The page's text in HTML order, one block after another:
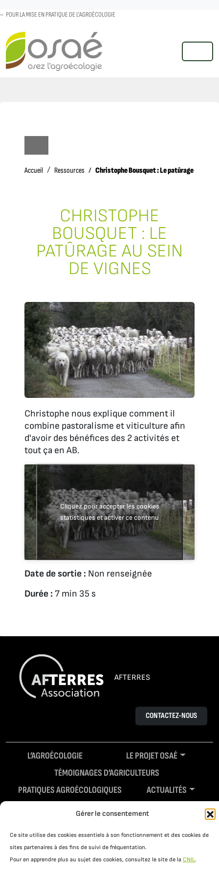
Gérer le consentement
Ce site utilise des cookies essentiels à son fonctionnement et des cookies de
sites partenaires à des fins de suivi de fréquentation.
Pour en apprendre plus au sujet des cookies, consultez le site de la CNIL.
POUR LA MISE EN PRATIQUE DE L'AGROÉCOLOGIE
MENU
Accueil AccueilRessources Christophe Bousquet : Le patûrage au sein
CHRISTOPHE
BOUSQUET : LE
PATÛRAGE AU SEIN
DE VIGNES
Christophe nous explique comment il
combine pastoralisme et viticulture afin
d'avoir des bénéfices des 2 activités et
tout ça en AB.
Cliquez pour accepter les cookies
statistiques et activer ce contenu
Date de sortie : Non renseignée
Durée : 7 min 35 s
AFTERRES
CONTACTEZ-NOUS
L’AGROÉCOLOGIE
LE PROJET OSAÉ
TÉMOIGNAGES D’AGRICULTEURS
PRATIQUES AGROÉCOLOGIQUES
ACTUALITÉS
RESSOURCES